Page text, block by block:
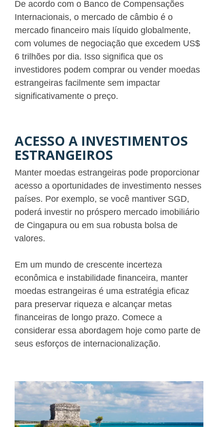
De acordo com o Banco de Compensações
Internacionais, o mercado de câmbio é o
mercado financeiro mais líquido globalmente,
com volumes de negociação que excedem US$
6 trilhões por dia. Isso significa que os
investidores podem comprar ou vender moedas
estrangeiras facilmente sem impactar
significativamente o preço.
ACESSO A INVESTIMENTOS
ESTRANGEIROS
Manter moedas estrangeiras pode proporcionar
acesso a oportunidades de investimento nesses
países. Por exemplo, se você mantiver SGD,
poderá investir no próspero mercado imobiliário
de Cingapura ou em sua robusta bolsa de
valores.
Em um mundo de crescente incerteza
econômica e instabilidade financeira, manter
moedas estrangeiras é uma estratégia eficaz
para preservar riqueza e alcançar metas
financeiras de longo prazo. Comece a
considerar essa abordagem hoje como parte de
seus esforços de internacionalização.